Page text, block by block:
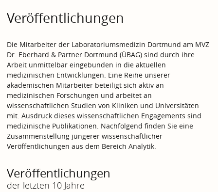
Veröffentlichungen
Die Mitarbeiter der Laboratoriumsmedizin Dortmund am MVZ
Dr. Eberhard & Partner Dortmund (ÜBAG) sind durch ihre
Arbeit unmittelbar eingebunden in die aktuellen
medizinischen Entwicklungen. Eine Reihe unserer
akademischen Mitarbeiter beteiligt sich aktiv an
medizinischen Forschungen und arbeitet an
wissenschaftlichen Studien von Kliniken und Universitäten
mit. Ausdruck dieses wissenschaftlichen Engagements sind
medizinische Publikationen. Nachfolgend finden Sie eine
Zusammenstellung jüngerer wissenschaftlicher
Veröffentlichungen aus dem Bereich Analytik.
Veröffentlichungen
der letzten 10 Jahre